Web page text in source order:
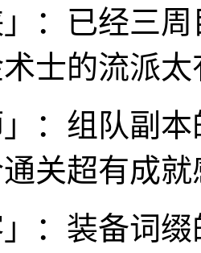
」：已经三
士的流派太
」：组队副
关超有成就
」：装备词